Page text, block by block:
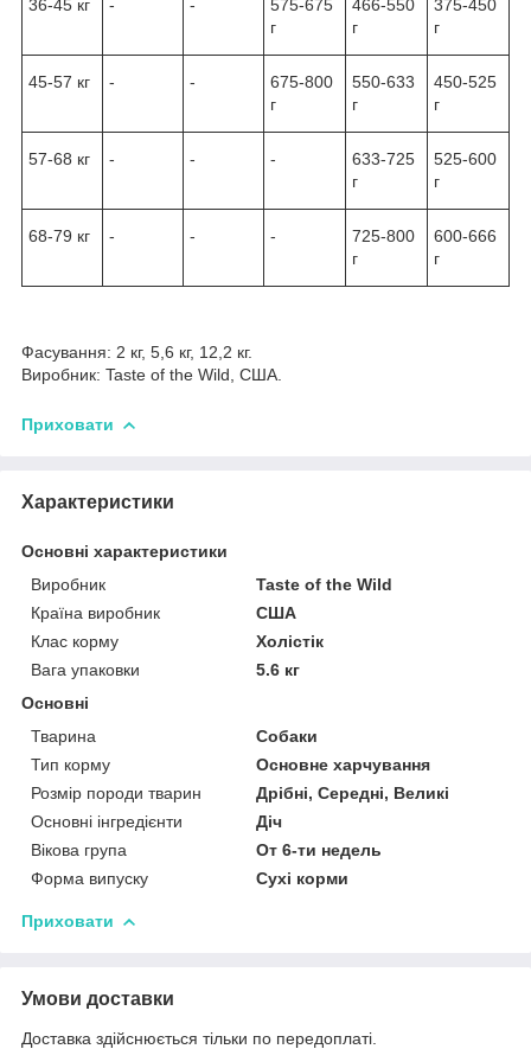
36-45 кг - -
575-675
г
466-550
г
375-450
г
45-57 кг - -
675-800
г
550-633
г
450-525
г
57-68 кг - - -
633-725
г
525-600
г
68-79 кг - - -
725-800
г
600-666
г
Фасування: 2 кг, 5,6 кг, 12,2 кг.
Виробник: Taste of the Wild, США.
Приховати
Характеристики
Основні характеристики
Виробник
Taste of the Wild
Країна виробник
США
Клас корму
Холістік
Вага упаковки
5.6 кг
Основні
Тварина
Собаки
Тип корму
Основне харчування
Розмір породи тварин
Дрібні, Середні, Великі
Основні інгредієнти
Діч
Вікова група
От 6-ти недель
Форма випуску
Сухі корми
Приховати
Умови доставки
Доставка здійснюється тільки по передоплаті.